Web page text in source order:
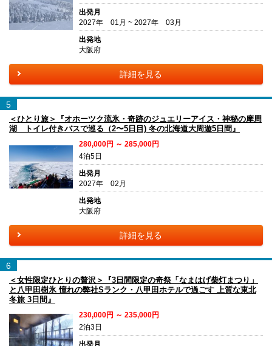
出発月
2027年 01月 ~ 2027年 03月
出発地
大阪府
詳細を見る
5
＜ひとり旅＞『オホーツク流氷・奇跡のジュエリーアイス・神秘の摩周
湖 トイレ付きバスで巡る（2〜5日目) 冬の北海道大周遊5日間』
280,000円 ～ 285,000円
4泊5日
出発月
2027年 02月
出発地
大阪府
詳細を見る
6
＜女性限定ひとりの贅沢＞『3日間限定の奇祭「なまはげ柴灯まつり」
と八甲田樹氷 憧れの弊社Sランク・八甲田ホテルで過ごす 上質な東北
冬旅 3日間』
230,000円 ～ 235,000円
2泊3日
出発月